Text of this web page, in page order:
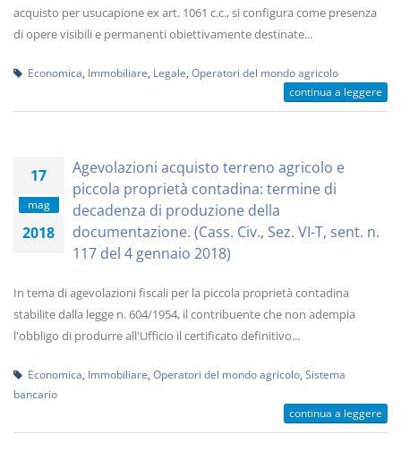
acquisto per usucapione ex art. 1061 c.c., si configura come presenza
di opere visibili e permanenti obiettivamente destinate...
Economica Immobiliare Legale Operatori del mondo agricolo
continua a leggere
17
mag
2018
Agevolazioni acquisto terreno agricolo e
piccola proprietà contadina: termine di
decadenza di produzione della
documentazione. (Cass. Civ., Sez. VI-T, sent. n.
117 del 4 gennaio 2018)
In tema di agevolazioni fiscali per la piccola proprietà contadina
stabilite dalla legge n. 604/1954, il contribuente che non adempia
l'obbligo di produrre all'Ufficio il certificato definitivo...
Economica Immobiliare Operatori del mondo agricolo Sistema
bancario
continua a leggere